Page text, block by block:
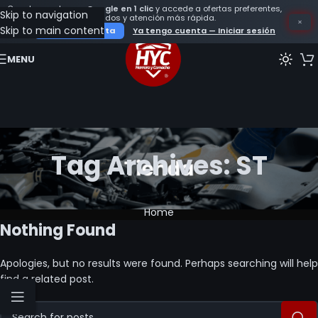
Crea tu cuenta con Google en 1 clicy accede a ofertas preferentes,
seguimiento de tus pedidos y atención más rápida.
Crear mi cuenta
Ya tengo cuenta — Iniciar sesión
×
Skip to navigation
Skip to main content
MENU
Tag Archives: ST
Home
Nothing Found
Apologies, but no results were found. Perhaps searching will help
find a related post.